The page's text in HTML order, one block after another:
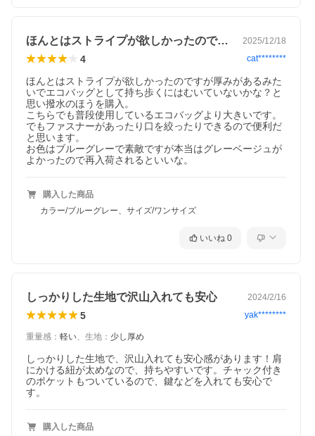
ほんとはストライプが欲しかったのですが… 2025/12/18
4 cat********
ほんとはストライプが欲しかったのですが厚みがあるみた
いでエコバッグとして持ち歩くにはむいていないかな？と
思い撥水のほうを購入。
こちらでも普段使用しているエコバッグより大きいです。
でもファスナーがあったり口を絞ったりできるので便利だ
と思います。
お色はブルーグレーで素敵ですが本当はグレーベージュが
よかったので再入荷されるといいな。
購入した商品
カラー/ブルーグレー、サイズ/ワンサイズ
いいね 0
しっかりした生地で沢山入れても安心 2024/2/16
5 yak********
重量感 ： 軽い、 生地 ： 少し厚め
しっかりした生地で、沢山入れても安心感があります！肩
にかける紐が太めなので、持ちやすいです。チャック付き
のポケットもついているので、鍵などを入れても安心で
す。
購入した商品